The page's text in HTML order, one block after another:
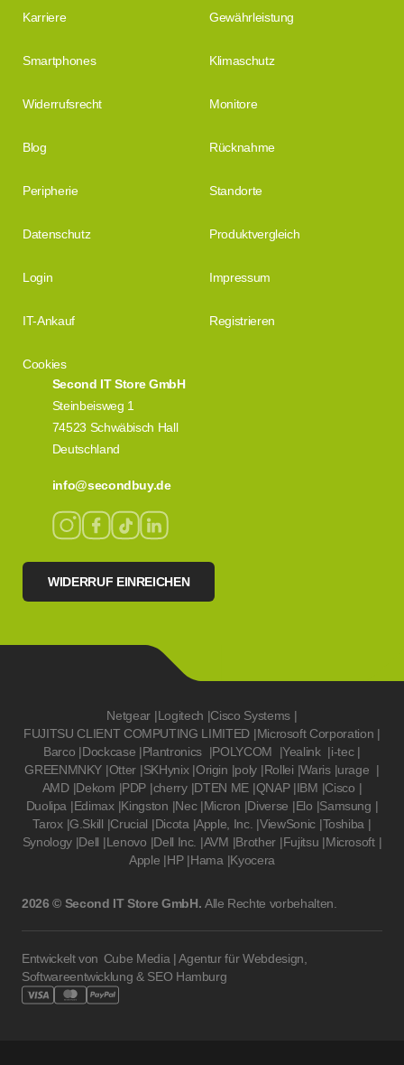
Second IT Store GmbH
Steinbeisweg 1
74523 Schwäbisch Hall
Deutschland
info@secondbuy.de
WIDERRUF EINREICHEN
Karriere Gewährleistung
Smartphones Klimaschutz
Widerrufsrecht Monitore
Blog Rücknahme
Peripherie Standorte
Datenschutz Produktvergleich
Login Impressum
IT-Ankauf Registrieren
Cookies
Netgear |Logitech |Cisco Systems |
FUJITSU CLIENT COMPUTING LIMITED |Microsoft Corporation |
Barco |Dockcase |Plantronics |POLYCOM |Yealink |i-tec |
GREENMNKY |Otter |SKHynix |Origin |poly |Rollei |Waris |urage |
AMD |Dekom |PDP |cherry |DTEN ME |QNAP |IBM |Cisco |
Duolipa |Edimax |Kingston |Nec |Micron |Diverse |Elo |Samsung |
Tarox |G.Skill |Crucial |Dicota |Apple, Inc. |ViewSonic |Toshiba |
Synology |Dell |Lenovo |Dell Inc. |AVM |Brother |Fujitsu |Microsoft |
Apple |HP |Hama |Kyocera
2026 © Second IT Store GmbH. Alle Rechte vorbehalten.
Entwickelt von Cube Media | Agentur für Webdesign,
Softwareentwicklung & SEO Hamburg